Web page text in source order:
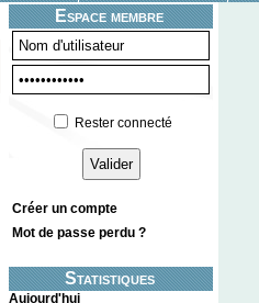
Espace membre
Rester connecté
Créer un compte
Mot de passe perdu ?
Statistiques
Aujourd'hui